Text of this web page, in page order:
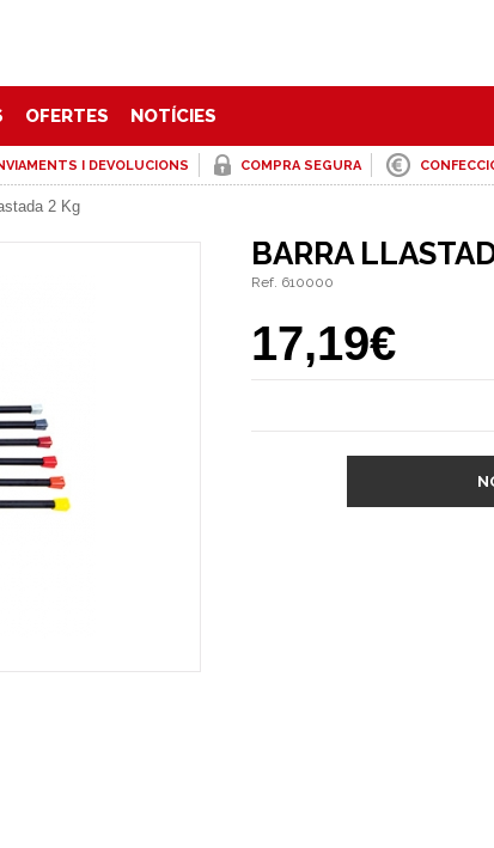
OFERTES NOTÍCIES
I DEVOLUCIONS COMPRA SEGURA
2 Kg
BARRA
Ref. 610000
17,19€